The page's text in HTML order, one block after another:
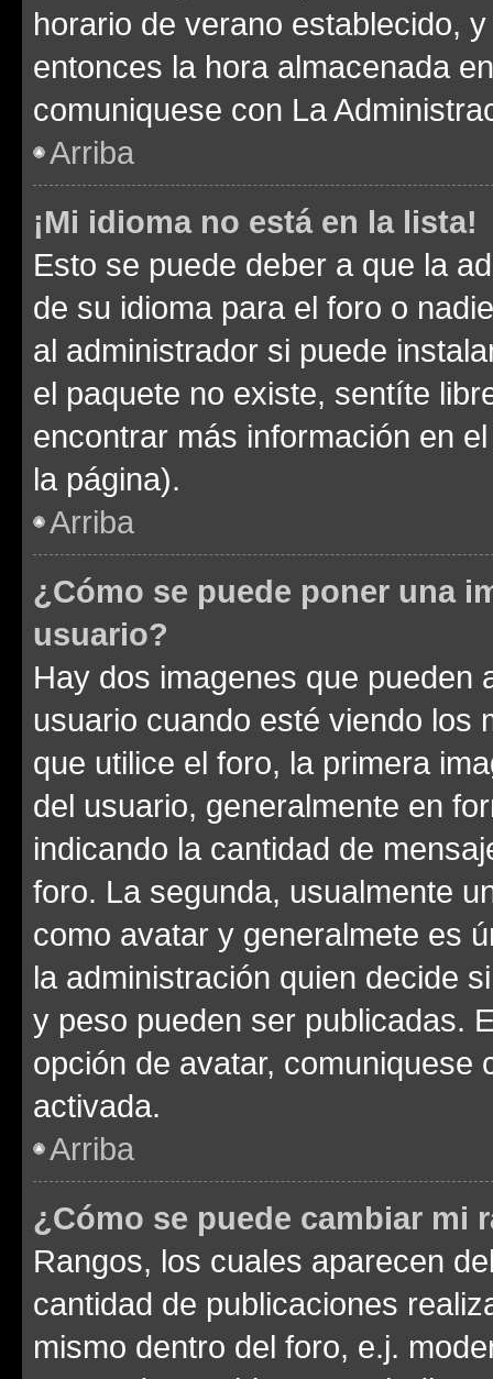
horario de verano establecido,
entonces la hora almacenada
comuniquese con La
Arriba
¡Mi idioma no está en la lista!
Esto se puede deber a que la
de su idioma para el foro o
al administrador si puede
el paquete no existe, sentíte
encontrar más información en
la página).
Arriba
¿Cómo se puede poner una
usuario?
Hay dos imagenes que pueden
usuario cuando esté viendo los
que utilice el foro, la primera
del usuario, generalmente en
indicando la cantidad de
foro. La segunda, usualmente
como avatar y generalmete es
la administración quien decide
y peso pueden ser publicadas.
opción de avatar, comuniquese
activada.
Arriba
¿Cómo se puede cambiar mi
Rangos, los cuales aparecen
cantidad de publicaciones
mismo dentro del foro, e.j.